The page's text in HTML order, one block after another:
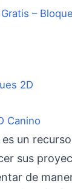
–
2D
Canino
es un
sus
de